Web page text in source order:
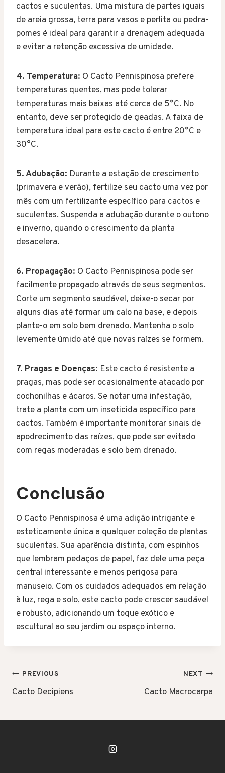
cactos e suculentas. Uma mistura de partes iguais
de areia grossa, terra para vasos e perlita ou pedra-
pomes é ideal para garantir a drenagem adequada
e evitar a retenção excessiva de umidade.
4. Temperatura: O Cacto Pennispinosa prefere
temperaturas quentes, mas pode tolerar
temperaturas mais baixas até cerca de 5°C. No
entanto, deve ser protegido de geadas. A faixa de
temperatura ideal para este cacto é entre 20°C e
30°C.
5. Adubação: Durante a estação de crescimento
(primavera e verão), fertilize seu cacto uma vez por
mês com um fertilizante específico para cactos e
suculentas. Suspenda a adubação durante o outono
e inverno, quando o crescimento da planta
desacelera.
6. Propagação: O Cacto Pennispinosa pode ser
facilmente propagado através de seus segmentos.
Corte um segmento saudável, deixe-o secar por
alguns dias até formar um calo na base, e depois
plante-o em solo bem drenado. Mantenha o solo
levemente úmido até que novas raízes se formem.
7. Pragas e Doenças: Este cacto é resistente a
pragas, mas pode ser ocasionalmente atacado por
cochonilhas e ácaros. Se notar uma infestação,
trate a planta com um inseticida específico para
cactos. Também é importante monitorar sinais de
apodrecimento das raízes, que pode ser evitado
com regas moderadas e solo bem drenado.
Conclusão
O Cacto Pennispinosa é uma adição intrigante e
esteticamente única a qualquer coleção de plantas
suculentas. Sua aparência distinta, com espinhos
que lembram pedaços de papel, faz dele uma peça
central interessante e menos perigosa para
manuseio. Com os cuidados adequados em relação
à luz, rega e solo, este cacto pode crescer saudável
e robusto, adicionando um toque exótico e
escultural ao seu jardim ou espaço interno.
POST
NAVIGATION
PREVIOUS
Cacto Decipiens
NEXT
Cacto Macrocarpa